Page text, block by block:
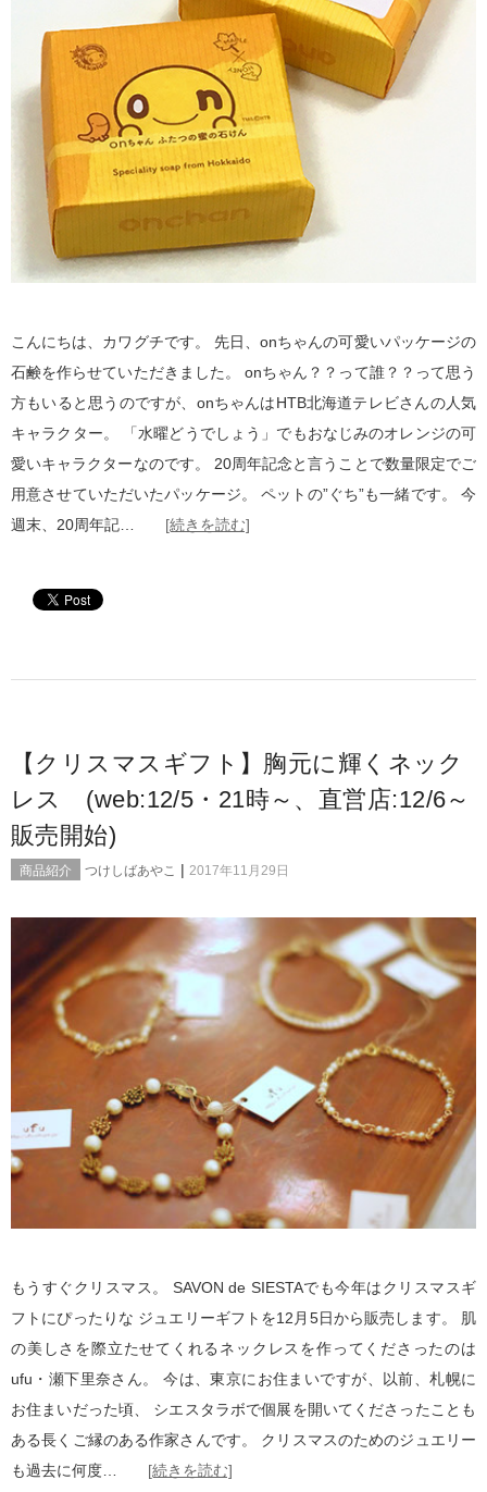
こんにちは、カワグチです。 先日、onちゃんの可愛いパッケージの
石鹸を作らせていただきました。 onちゃん？？って誰？？って思う
方もいると思うのですが、onちゃんはHTB北海道テレビさんの人気
キャラクター。 「水曜どうでしょう」でもおなじみのオレンジの可
愛いキャラクターなのです。 20周年記念と言うことで数量限定でご
用意させていただいたパッケージ。 ペットの”ぐち”も一緒です。 今
週末、20周年記… [続きを読む]
【クリスマスギフト】胸元に輝くネック
レス (web:12/5・21時～、直営店:12/6～
販売開始)
商品紹介 つけしばあやこ | 2017年11月29日
もうすぐクリスマス。 SAVON de SIESTAでも今年はクリスマスギ
フトにぴったりな ジュエリーギフトを12月5日から販売します。 肌
の美しさを際立たせてくれるネックレスを作ってくださったのは
ufu・瀬下里奈さん。 今は、東京にお住まいですが、以前、札幌に
お住まいだった頃、 シエスタラボで個展を開いてくださったことも
ある長くご縁のある作家さんです。 クリスマスのためのジュエリー
も過去に何度… [続きを読む]